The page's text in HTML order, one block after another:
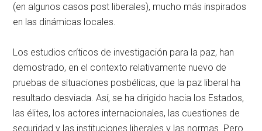
(en algunos casos post liberales), mucho más inspirados
en las dinámicas locales.
Los estudios críticos de investigación para la paz, han
demostrado, en el contexto relativamente nuevo de
pruebas de situaciones posbélicas, que la paz liberal ha
resultado desviada. Así, se ha dirigido hacia los Estados,
las élites, los actores internacionales, las cuestiones de
seguridad y las instituciones liberales y las normas. Pero